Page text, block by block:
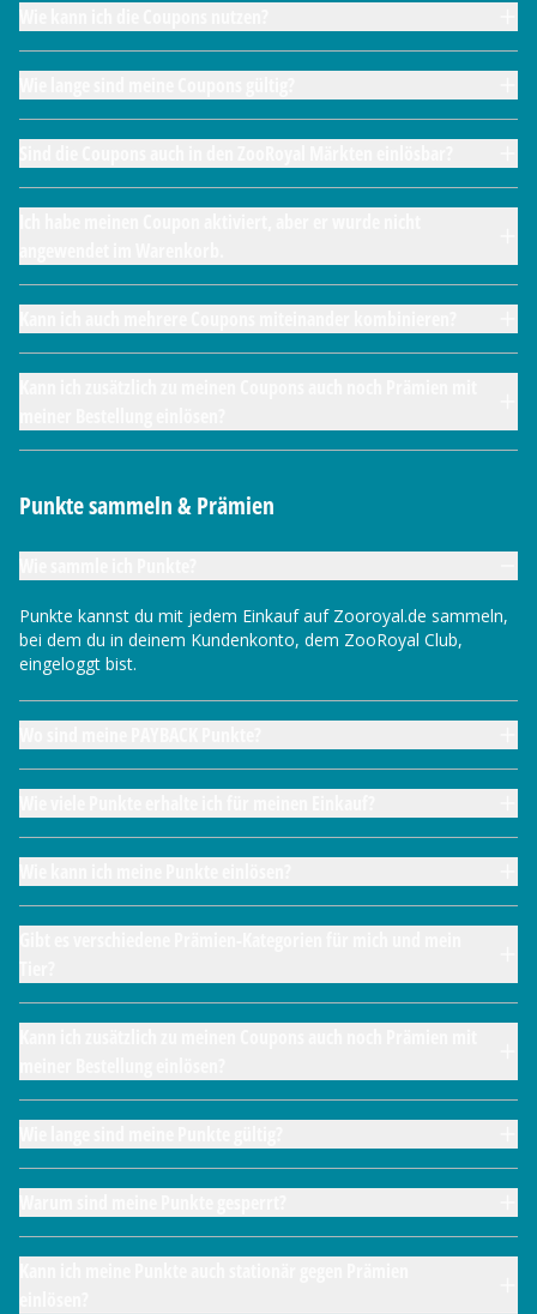
Punkte sammeln & Prämien
Punkte kannst du mit jedem Einkauf auf Zooroyal.de sammeln,
bei dem du in deinem Kundenkonto, dem ZooRoyal Club,
eingeloggt bist.